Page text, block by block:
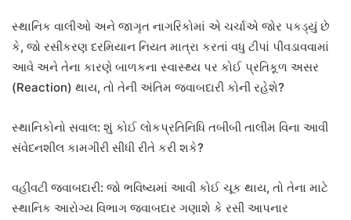
સ્થાનિક વાલીઓ અને જાગૃત નાગરિકોમાં એ ચર્ચાએ જોર પકડ્યું છે
કે, જો રસીકરણ દરમિયાન નિયત માત્રા કરતાં વધુ ટીપાં પીવડાવવામાં
આવે અને તેના કારણે બાળકના સ્વાસ્થ્ય પર કોઈ પ્રતિકૂળ અસર
(Reaction) થાય, તો તેની અંતિમ જવાબદારી કોની રહેશે?
સ્થાનિકોનો સવાલ: શું કોઈ લોકપ્રતિનિધિ તબીબી તાલીમ વિના આવી
સંવેદનશીલ કામગીરી સીધી રીતે કરી શકે?
વહીવટી જવાબદારી: જો ભવિષ્યમાં આવી કોઈ ચૂક થાય, તો તેના માટે
સ્થાનિક આરોગ્ય વિભાગ જવાબદાર ગણાશે કે રસી આપનાર